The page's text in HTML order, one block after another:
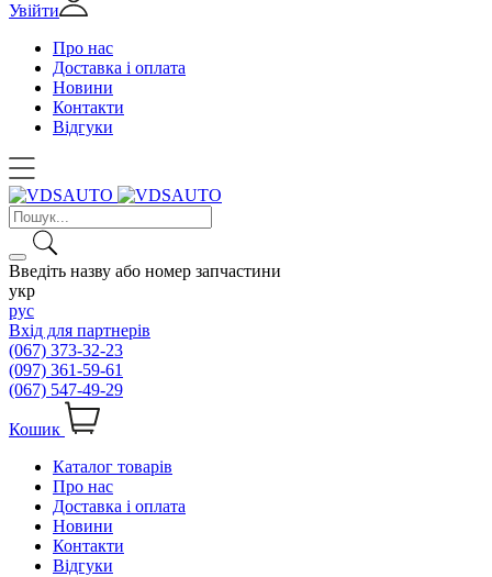
Увійти
Про нас
Доставка і оплата
Новини
Контакти
Відгуки
Введіть назву або номер запчастини
укр
рус
Вхід для партнерів
(067) 373-32-23
(097) 361-59-61
(067) 547-49-29
Кошик
Каталог товарів
Про нас
Доставка і оплата
Новини
Контакти
Відгуки